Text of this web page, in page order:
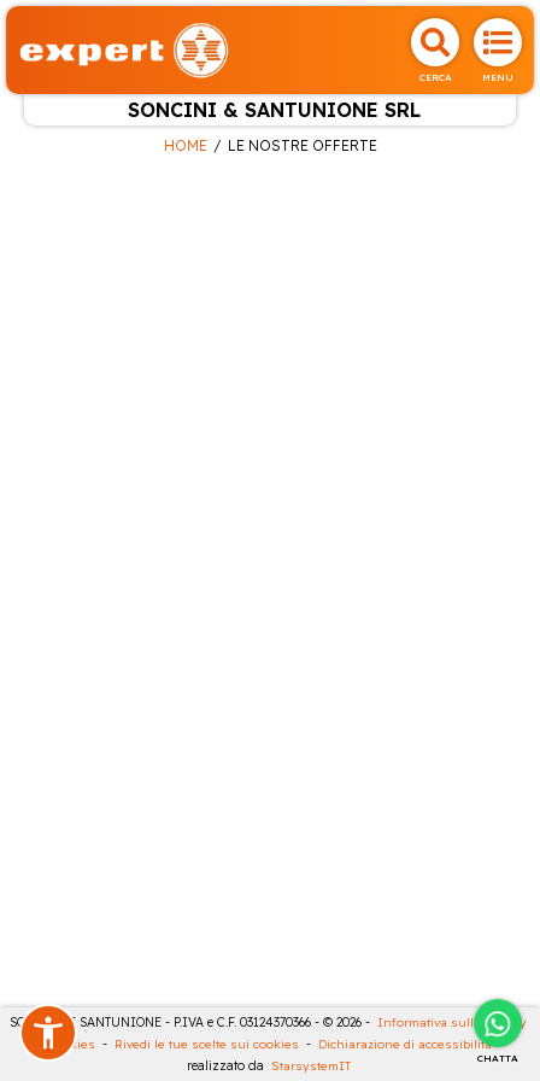
CERCA MENU
SONCINI & SANTUNIONE SRL
CHATTA
HOME LE NOSTRE OFFERTE
SONCINI E SANTUNIONE - P.IVA e C.F. 03124370366 - © 2026 - Informativa sulla privacy
Cookies - Rivedi le tue scelte sui cookies - Dichiarazione di accessibilità -
realizzato da StarsystemIT